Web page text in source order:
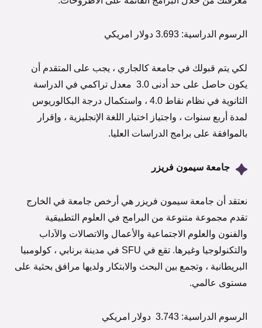
الرسوم الدراسية: 3.693 دولار امريكي
لكي يتم قبولك في جامعة كالجاري ، يجب على المتقدم أن
يكون حاصل على حد أدنى 3.0 معدل تراكمي في الدراسة
الثانوية في نظام نقاط 4.0 ، واستكمال درجة البكالوريوس
لمدة أربع سنوات ، واجتياز اختبار اللغة الإنجليزية ، وإقرار
بالموافقة على برامج الدراسات العليا.
جامعة سيمون فريزر
نعتقد أن جامعة سيمون فريزر هي أرخص جامعة في الخارج
تقدم مجموعة متنوعة من البرامج في العلوم التطبيقية
والفنون والعلوم الاجتماعية والأعمال والاتصالات والاَداب
والتكنولوجيا وغيرها. تقع في SFU في مدينة برنابي ، كولومبيا
البريطانية ، وتجمع بين البحث والابتكار ولديها مرافق بحثية على
مستوى عالمي.
الرسوم الدراسية: 3.743 دولار امريكي